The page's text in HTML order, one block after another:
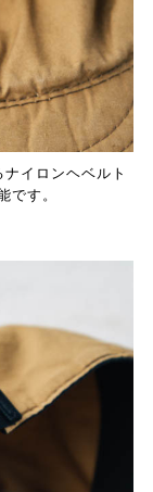
イロンヘベルト
す。